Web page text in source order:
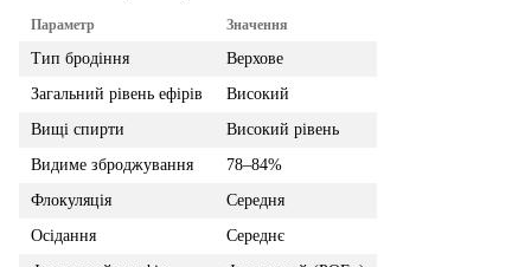
Параметр Значення
Тип бродіння
Верхове
Загальний рівень ефірів
Високий
Вищі спирти
Високий рівень
Видиме зброджування
78–84%
Флокуляція
Середня
Осідання
Середнє